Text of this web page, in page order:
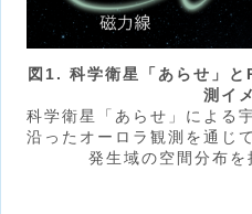
図1. 科学衛星「あらせ」
測イ
科学衛星「あらせ」による
沿ったオーロラ観測を通じ
発生域の空間分布を